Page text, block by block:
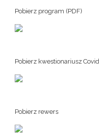
Pobierz program (PDF)
Pobierz kwestionariusz Covid
Pobierz rewers